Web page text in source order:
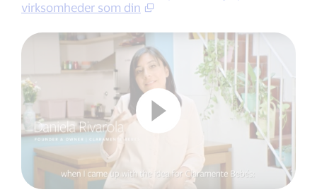
virksomheder som din